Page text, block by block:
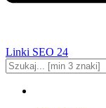
Linki SEO 24